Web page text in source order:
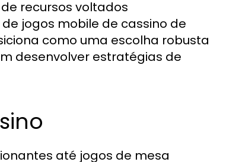
recursos voltados
jogos mobile de cassino de
como uma escolha robusta
desenvolver estratégias de
até jogos de mesa